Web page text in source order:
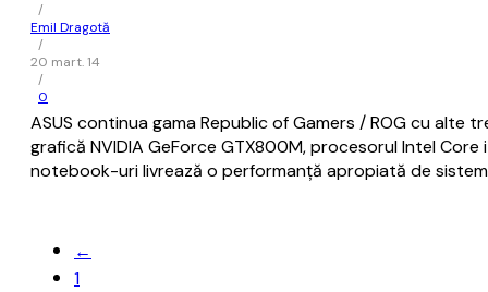
/
Emil Dragotă
/
20 mart. 14
/
0
ASUS continua gama Republic of Gamers / ROG cu
grafică NVIDIA GeForce GTX800M, procesorul Intel
notebook-uri livrează o performanță apropiată de
←
1